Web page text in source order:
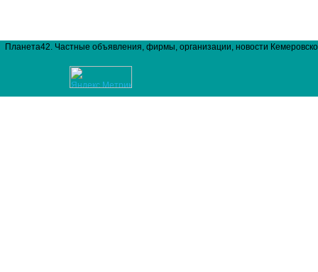
Планета42. Частные объявления, фирмы, организации, новости